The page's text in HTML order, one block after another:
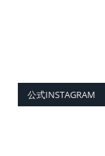
公式INSTAGRAM